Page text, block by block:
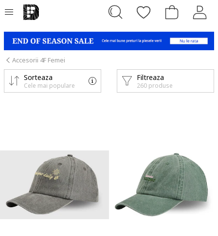
Accesorii 4F Femei
Filtreaza
260 produse
Sorteaza
Cele mai populare